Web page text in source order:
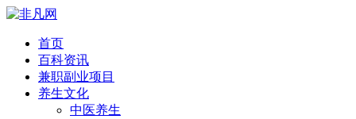
首页
百科资讯
兼职副业项目
养生文化
中医养生